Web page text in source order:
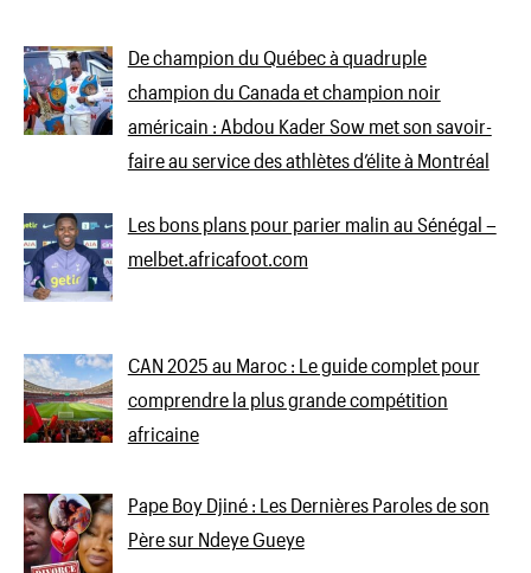
De champion du Québec à quadruple
champion du Canada et champion noir
américain : Abdou Kader Sow met son savoir-
faire au service des athlètes d’élite à Montréal
Les bons plans pour parier malin au Sénégal –
melbet.africafoot.com
CAN 2025 au Maroc : Le guide complet pour
comprendre la plus grande compétition
africaine
Pape Boy Djiné : Les Dernières Paroles de son
Père sur Ndeye Gueye